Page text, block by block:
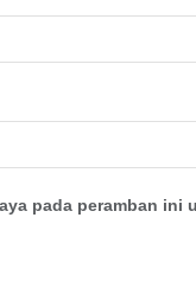
pada peramban ini